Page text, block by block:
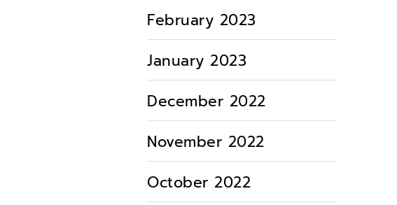
February 2023
January 2023
December 2022
November 2022
October 2022